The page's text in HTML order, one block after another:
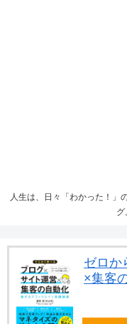
人生は、日々「わかった！」
グ
ゼロか
×集客